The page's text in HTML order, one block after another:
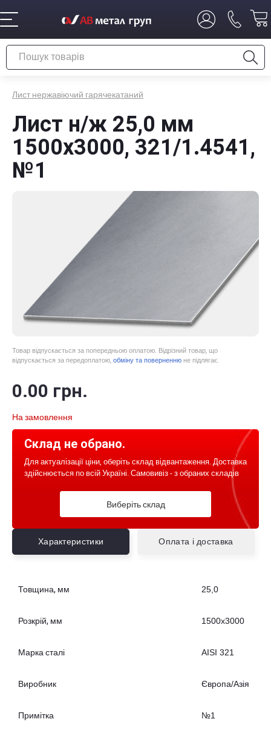
Лист нержавіючий гарячекатаний
Лист н/ж 25,0 мм
1500x3000, 321/1.4541,
№1
Товар відпускається за попередньою оплатою. Відрізний товар, що
відпускається за передоплатою, обміну та поверненню не підлягає.
0.00 грн.
На замовлення
Склад не обрано.
Для актуалізації ціни, оберіть склад відвантаження. Доставка
здійснюється по всій Україні. Самовивіз - з обраних складів
Виберіть склад
Характеристики Оплата і доставка
Товщина, мм 25,0
Розкрій, мм 1500x3000
Марка сталі AISI 321
Виробник Європа/Азія
Примітка №1